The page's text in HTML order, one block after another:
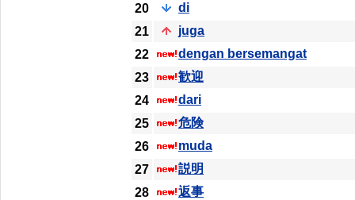
20
di
21
juga
22
dengan bersemangat
23
歓迎
24
dari
25
危険
26
muda
27
説明
28
返事